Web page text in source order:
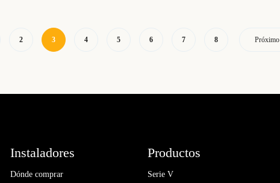
2 3 4 5 6 7 8 Próximo
Instaladores
Dónde comprar
Productos
Serie V